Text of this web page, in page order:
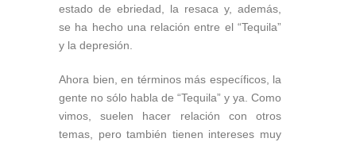
estado de ebriedad, la resaca y, además,
se ha hecho una relación entre el “Tequila”
y la depresión.
Ahora bien, en términos más específicos, la
gente no sólo habla de “Tequila” y ya. Como
vimos, suelen hacer relación con otros
temas, pero también tienen intereses muy